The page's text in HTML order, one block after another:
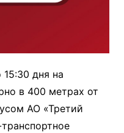
дня на
в 400 метрах от
АО «Третий